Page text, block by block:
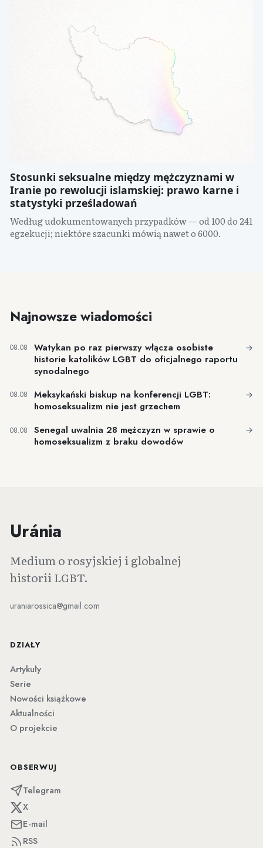
Stosunki seksualne między mężczyznami w
Iranie po rewolucji islamskiej: prawo karne i
statystyki prześladowań
Według udokumentowanych przypadków — od 100 do 241
egzekucji; niektóre szacunki mówią nawet o 6000.
Najnowsze wiadomości
08.08
Watykan po raz pierwszy włącza osobiste
historie katolików LGBT do oficjalnego raportu
synodalnego
→
08.08
Meksykański biskup na konferencji LGBT:
homoseksualizm nie jest grzechem
→
08.08
Senegal uwalnia 28 mężczyzn w sprawie o
homoseksualizm z braku dowodów
→
Uránia
Medium o rosyjskiej i globalnej
historii LGBT.
uraniarossica@gmail.com
DZIAŁY
Artykuły
Serie
Nowości książkowe
Aktualności
O projekcie
OBSERWUJ
Telegram
X
E-mail
RSS